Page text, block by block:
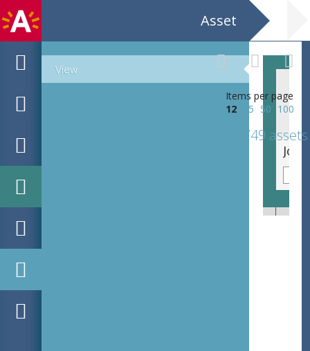
Asset
View
Items per page
12
25 50 100
749 assets